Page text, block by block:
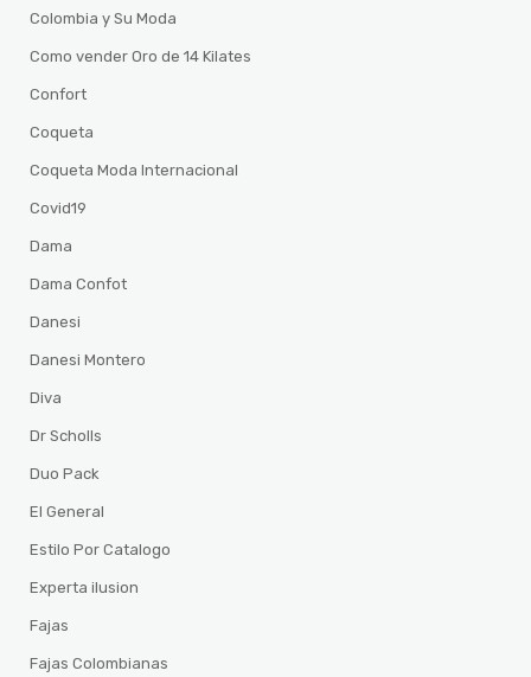
Colombia y Su Moda
Como vender Oro de 14 Kilates
Confort
Coqueta
Coqueta Moda Internacional
Covid19
Dama
Dama Confot
Danesi
Danesi Montero
Diva
Dr Scholls
Duo Pack
El General
Estilo Por Catalogo
Experta ilusion
Fajas
Fajas Colombianas